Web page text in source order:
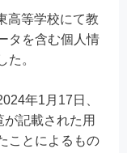
高等学校にて教
タを含む個人情
た。
年1月17日、
記載された用
ことによるもの